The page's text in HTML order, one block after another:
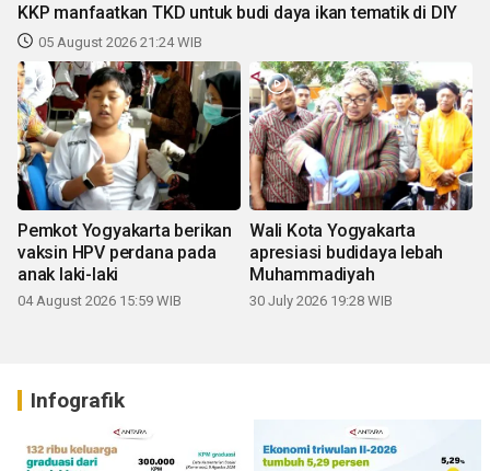
KKP manfaatkan TKD untuk budi daya ikan tematik di DIY
05 August 2026 21:24 WIB
Pemkot Yogyakarta berikan
vaksin HPV perdana pada
anak laki-laki
04 August 2026 15:59 WIB
Wali Kota Yogyakarta
apresiasi budidaya lebah
Muhammadiyah
30 July 2026 19:28 WIB
Infografik